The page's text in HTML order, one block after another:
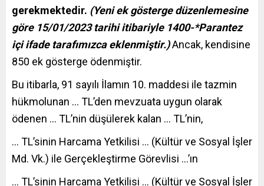
gerekmektedir. (Yeni ek gösterge düzenlemesine
göre 15/01/2023 tarihi itibariyle 1400-*Parantez
içi ifade tarafımızca eklenmiştir.)Ancak, kendisine
850 ek gösterge ödenmiştir.
Bu itibarla, 91 sayılı İlamın 10. maddesi ile tazmin
hükmolunan … TL’den mevzuata uygun olarak
ödenen … TL’nin düşülerek kalan … TL’nin,
… TL’sinin Harcama Yetkilisi … (Kültür ve Sosyal İşler
Md. Vk.) ile Gerçekleştirme Görevlisi …’ın
… TL’sinin Harcama Yetkilisi … (Kültür ve Sosyal İşler